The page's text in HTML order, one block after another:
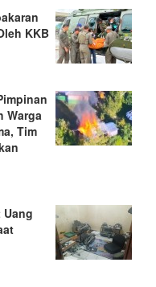
KKB
Warga
Tim